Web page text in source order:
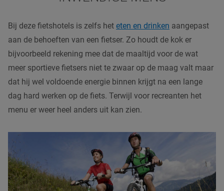
Bij deze fietshotels is zelfs het eten en drinken aangepast
aan de behoeften van een fietser. Zo houdt de kok er
bijvoorbeeld rekening mee dat de maaltijd voor de wat
meer sportieve fietsers niet te zwaar op de maag valt maar
dat hij wel voldoende energie binnen krijgt na een lange
dag hard werken op de fiets. Terwijl voor recreanten het
menu er weer heel anders uit kan zien.